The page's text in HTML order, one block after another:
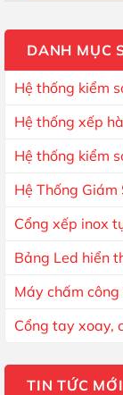
DANH MỤC
Hệ thống kiểm
Hệ thống xếp
Hệ thống kiểm
Hệ Thống
Cổng xếp inox
Bảng Led hiển
Máy chấm
Cổng tay xoay,
TIN TỨC